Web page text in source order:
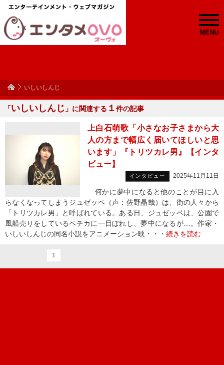
MENU
いしいしんじ
「いしいしんじ 」に関連する １ 件の記事
上白石萌歌「小さなお子さまから大
人の方まで幅広く届いてほしいと思
います」『トリツカレ男』【インタ
ビュー】
インタビュー 2025年11月11日
何かに夢中になると他のことが目に入
らなくなってしまうジュゼッペ（声：佐野晶哉）は、街の人々から
「トリツカレ男」と呼ばれている。ある日、ジュゼッペは、公園で
風船売りをしているペチカに一目ぼれし、夢中になるが…。作家・
いしいしんじの同名小説をアニメーション映・・・ 続きを読む
1